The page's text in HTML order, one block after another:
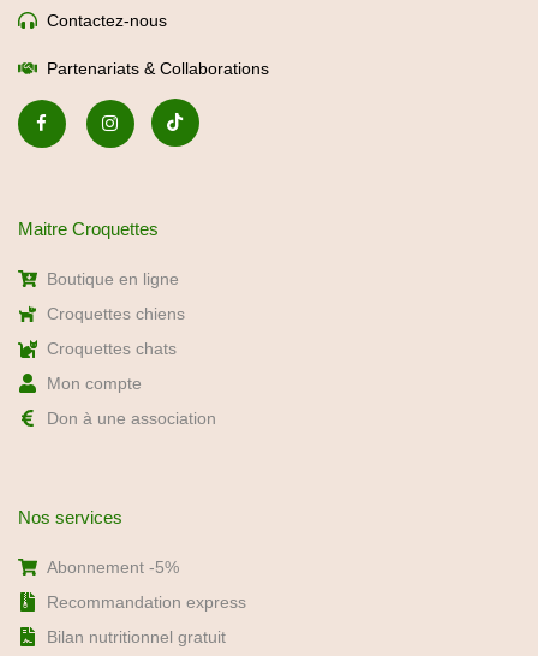
Contactez-nous
Partenariats & Collaborations
Maitre Croquettes
Boutique en ligne
Croquettes chiens
Croquettes chats
Mon compte
Don à une association
Nos services
Abonnement -5%
Recommandation express
Bilan nutritionnel gratuit